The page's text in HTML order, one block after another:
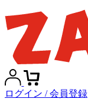
ログイン / 会員登録